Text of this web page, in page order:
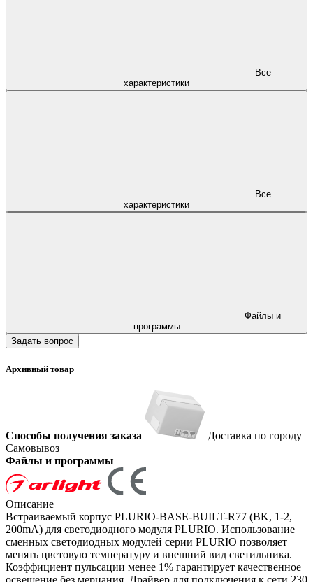
характеристики
характеристики
программы
Задать вопрос
Архивный товар
Способы получения заказа
Доставка по городу
Самовывоз
Файлы и программы
Описание
Встраиваемый корпус PLURIO-BASE-BUILT-R77 (BK, 1-2,
200mA) для светодиодного модуля PLURIO. Использование
сменных светодиодных модулей серии PLURIO позволяет
менять цветовую температуру и внешний вид светильника.
Коэффициент пульсации менее 1% гарантирует качественное